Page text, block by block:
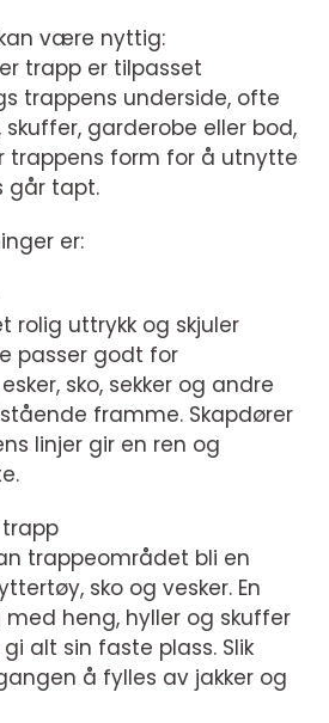
være nyttig:
trapp er tilpasset
trappens underside, ofte
garderobe eller bod,
trappens form for å utnytte
går tapt.
er:
rolig uttrykk og skjuler
passer godt for
sko, sekker og andre
framme. Skapdører
linjer gir en ren og
trappeområdet bli en
sko og vesker. En
heng, hyller og skuffer
alt sin faste plass. Slik
å fylles av jakker og